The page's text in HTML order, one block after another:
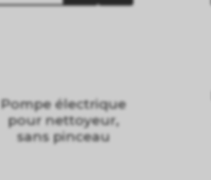
Pompe électrique
pour nettoyeur,
sans pinceau